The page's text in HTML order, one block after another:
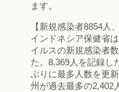
ます。
【新規感染者8854人
インドネシア保健省
イルスの新規感染者
た。8,369人を記録し
ぶりに最多人数を更
州が過去最多の2,402